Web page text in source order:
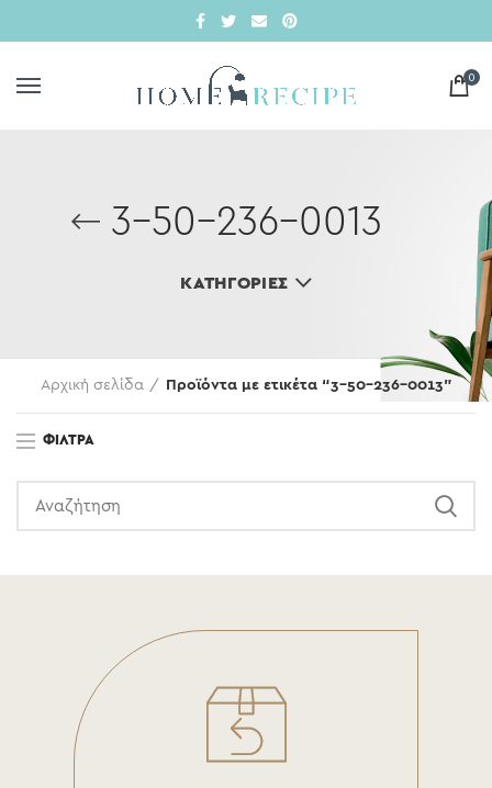
0
3-50-236-0013
ΚΑΤΗΓΟΡΊΕΣ
Αρχική σελίδα Προϊόντα με ετικέτα “3-50-236-0013”
ΦΊΛΤΡΑ